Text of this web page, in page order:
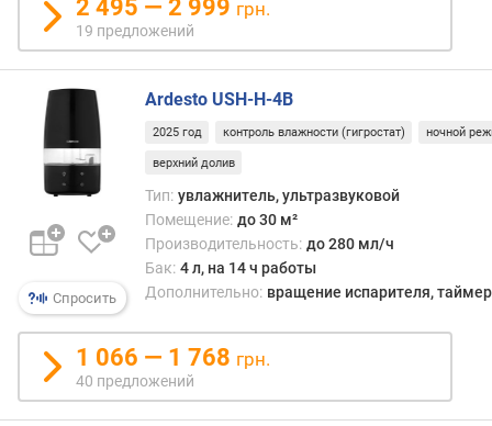
ч
и
щ
е
е
м
²
H
P
2 495 — 2 999 грн.
19 предложений
Спросить
Ardesto USH-H-4B
2025 год контроль влажности (гигростат) ночной
верхний долив
Тип: увлажнитель, ультразвуковой
Помещение: до 30 м²
Производительность: до 280 мл/ч
Бак: 4 л, на 14 ч работы
Дополнительно: вращение испарителя,
1 066 — 1 768 грн.
40 предложений